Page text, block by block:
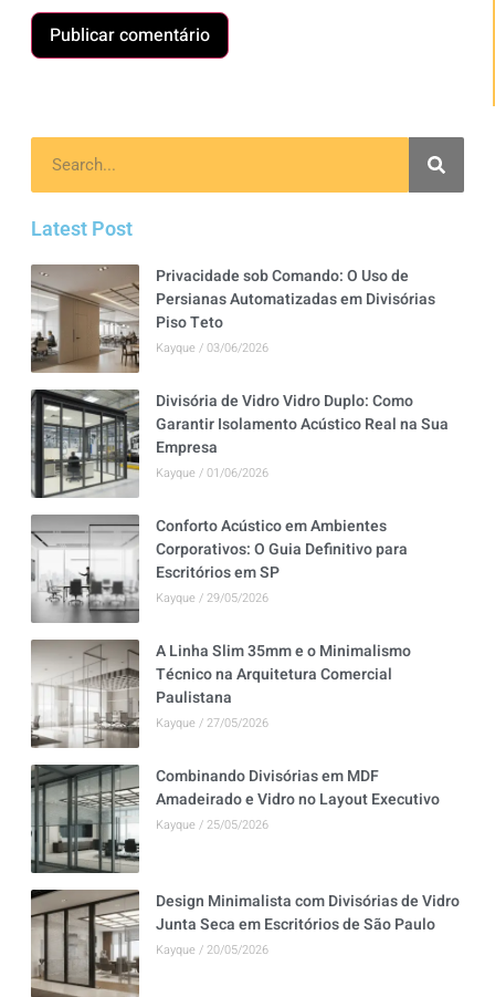
Latest Post
Privacidade sob Comando: O Uso de
Persianas Automatizadas em Divisórias
Piso Teto
Kayque 03/06/2026
Divisória de Vidro Vidro Duplo: Como
Garantir Isolamento Acústico Real na Sua
Empresa
Kayque 01/06/2026
Conforto Acústico em Ambientes
Corporativos: O Guia Definitivo para
Escritórios em SP
Kayque 29/05/2026
A Linha Slim 35mm e o Minimalismo
Técnico na Arquitetura Comercial
Paulistana
Kayque 27/05/2026
Combinando Divisórias em MDF
Amadeirado e Vidro no Layout Executivo
Kayque 25/05/2026
Design Minimalista com Divisórias de Vidro
Junta Seca em Escritórios de São Paulo
Kayque 20/05/2026